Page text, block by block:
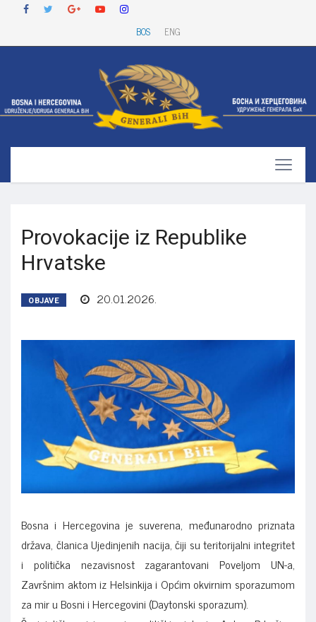
BOS ENG
Provokacije iz Republike
Hrvatske
OBJAVE 20.01.2026.
Bosna i Hercegovina je suverena, međunarodno priznata
država, članica Ujedinjenih nacija, čiji su teritorijalni integritet
i politička nezavisnost zagarantovani Poveljom UN-a,
Završnim aktom iz Helsinkija i Općim okvirnim sporazumom
za mir u Bosni i Hercegovini (Daytonski sporazum).